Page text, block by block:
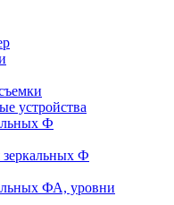
устройства
Ф
зеркальных Ф
ФА, уровни